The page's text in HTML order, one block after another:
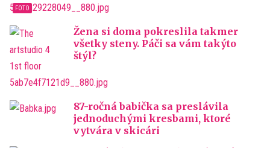
Žena si doma pokreslila takmer
všetky steny. Páči sa vám takýto
štýl?
87-ročná babička sa preslávila
jednoduchými kresbami, ktoré
vytvára v skicári